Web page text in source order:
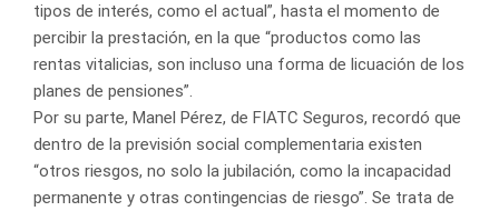
tipos de interés, como el actual”, hasta el momento de
percibir la prestación, en la que “productos como las
rentas vitalicias, son incluso una forma de licuación de los
planes de pensiones”.
Por su parte, Manel Pérez, de FIATC Seguros, recordó que
dentro de la previsión social complementaria existen
“otros riesgos, no solo la jubilación, como la incapacidad
permanente y otras contingencias de riesgo”. Se trata de